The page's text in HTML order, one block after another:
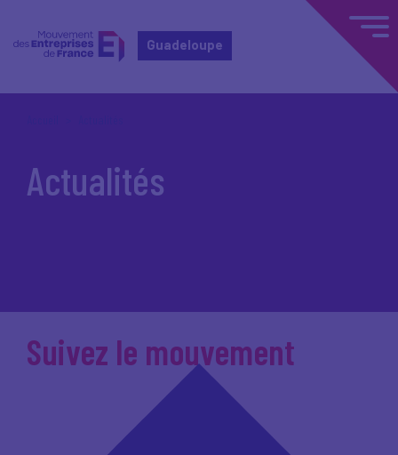
Guadeloupe
Actualités
Suivez le mouvement